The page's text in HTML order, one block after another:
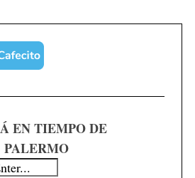
EN TIEMPO DE
PALERMO